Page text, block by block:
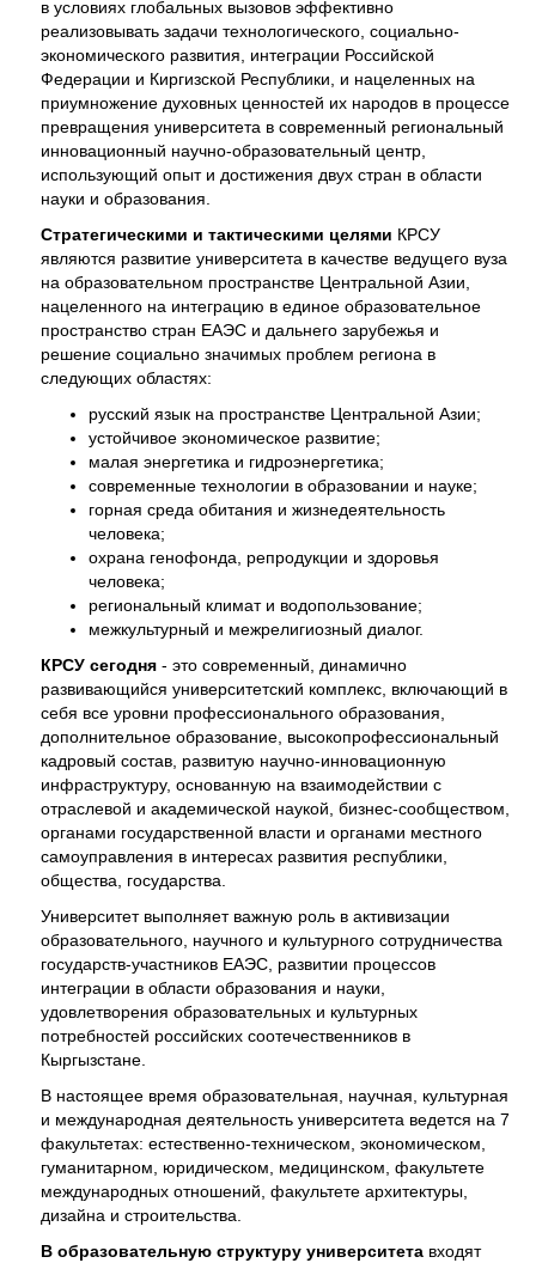
в условиях глобальных вызовов эффективно
реализовывать задачи технологического, социально-
экономического развития, интеграции Российской
Федерации и Киргизской Республики, и нацеленных на
приумножение духовных ценностей их народов в процессе
превращения университета в современный региональный
инновационный научно-образовательный центр,
использующий опыт и достижения двух стран в области
науки и образования.
Стратегическими и тактическими целями КРСУ
являются развитие университета в качестве ведущего вуза
на образовательном пространстве Центральной Азии,
нацеленного на интеграцию в единое образовательное
пространство стран ЕАЭС и дальнего зарубежья и
решение социально значимых проблем региона в
следующих областях:
русский язык на пространстве Центральной Азии;
устойчивое экономическое развитие;
малая энергетика и гидроэнергетика;
современные технологии в образовании и науке;
горная среда обитания и жизнедеятельность
человека;
охрана генофонда, репродукции и здоровья
человека;
региональный климат и водопользование;
межкультурный и межрелигиозный диалог.
КРСУ сегодня - это современный, динамично
развивающийся университетский комплекс, включающий в
себя все уровни профессионального образования,
дополнительное образование, высокопрофессиональный
кадровый состав, развитую научно-инновационную
инфраструктуру, основанную на взаимодействии с
отраслевой и академической наукой, бизнес-сообществом,
органами государственной власти и органами местного
самоуправления в интересах развития республики,
общества, государства.
Университет выполняет важную роль в активизации
образовательного, научного и культурного сотрудничества
государств-участников ЕАЭС, развитии процессов
интеграции в области образования и науки,
удовлетворения образовательных и культурных
потребностей российских соотечественников в
Кыргызстане.
В настоящее время образовательная, научная, культурная
и международная деятельность университета ведется на 7
факультетах: естественно-техническом, экономическом,
гуманитарном, юридическом, медицинском, факультете
международных отношений, факультете архитектуры,
дизайна и строительства.
В образовательную структуру университета входят